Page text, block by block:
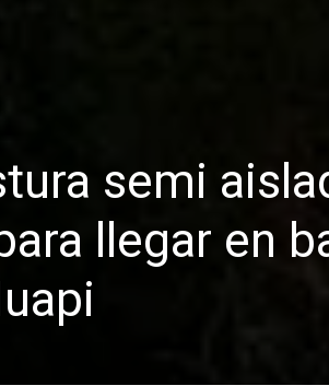
semi
llegar en